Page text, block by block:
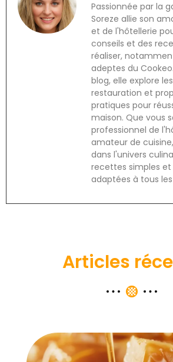
Passionnée par la
Soreze allie son
et de l'hôtellerie
conseils et des
réaliser,
adeptes du
blog, elle explore
restauration et
pratiques pour
maison. Que vous
professionnel de
amateur de
dans l'univers
recettes simples
adaptées à tous
Articles